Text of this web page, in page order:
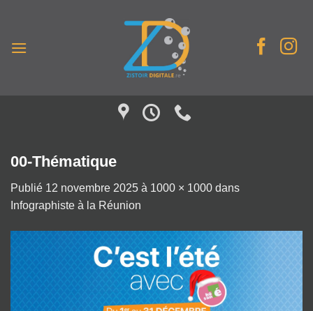
contenu
00-Thématique
Publié 12 novembre 2025 à 1000 × 1000 dans
Infographiste à la Réunion